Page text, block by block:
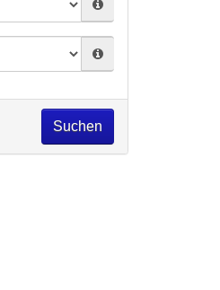
Suchen